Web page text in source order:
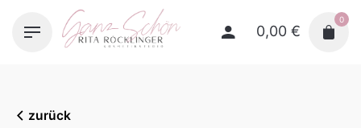
0,00 €
0
zurück